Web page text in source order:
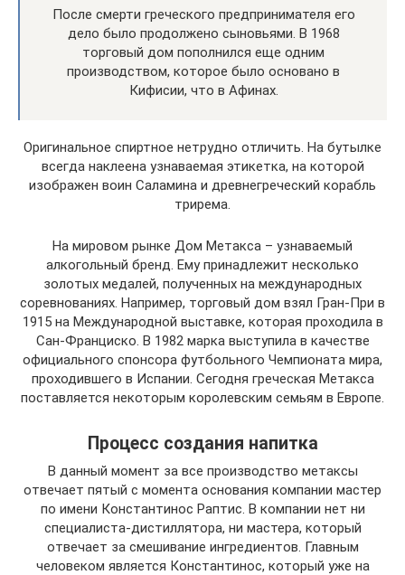
После смерти греческого предпринимателя его
дело было продолжено сыновьями. В 1968
торговый дом пополнился еще одним
производством, которое было основано в
Кифисии, что в Афинах.
Оригинальное спиртное нетрудно отличить. На бутылке
всегда наклеена узнаваемая этикетка, на которой
изображен воин Саламина и древнегреческий корабль
трирема.
На мировом рынке Дом Метакса – узнаваемый
алкогольный бренд. Ему принадлежит несколько
золотых медалей, полученных на международных
соревнованиях. Например, торговый дом взял Гран-При в
1915 на Международной выставке, которая проходила в
Сан-Франциско. В 1982 марка выступила в качестве
официального спонсора футбольного Чемпионата мира,
проходившего в Испании. Сегодня греческая Метакса
поставляется некоторым королевским семьям в Европе.
Процесс создания напитка
В данный момент за все производство метаксы
отвечает пятый с момента основания компании мастер
по имени Константинос Раптис. В компании нет ни
специалиста-дистиллятора, ни мастера, который
отвечает за смешивание ингредиентов. Главным
человеком является Константинос, который уже на